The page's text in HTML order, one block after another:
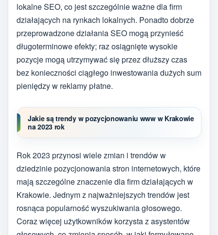
lokalne SEO, co jest szczególnie ważne dla firm
działających na rynkach lokalnych. Ponadto dobrze
przeprowadzone działania SEO mogą przynieść
długoterminowe efekty; raz osiągnięte wysokie
pozycje mogą utrzymywać się przez dłuższy czas
bez konieczności ciągłego inwestowania dużych sum
pieniędzy w reklamy płatne.
Jakie są trendy w pozycjonowaniu www w Krakowie
na 2023 rok
Rok 2023 przynosi wiele zmian i trendów w
dziedzinie pozycjonowania stron internetowych, które
mają szczególne znaczenie dla firm działających w
Krakowie. Jednym z najważniejszych trendów jest
rosnąca popularność wyszukiwania głosowego.
Coraz więcej użytkowników korzysta z asystentów